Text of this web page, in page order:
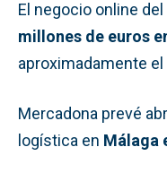
El negocio online
millones de euros
aproximadamente el
Mercadona prevé
logística en Málaga